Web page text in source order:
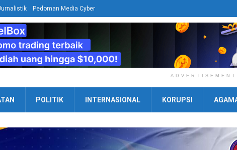
Pedoman Media Cyber
ADVERTISEMENT
POLITIK INTERNASIONAL KORUPSI